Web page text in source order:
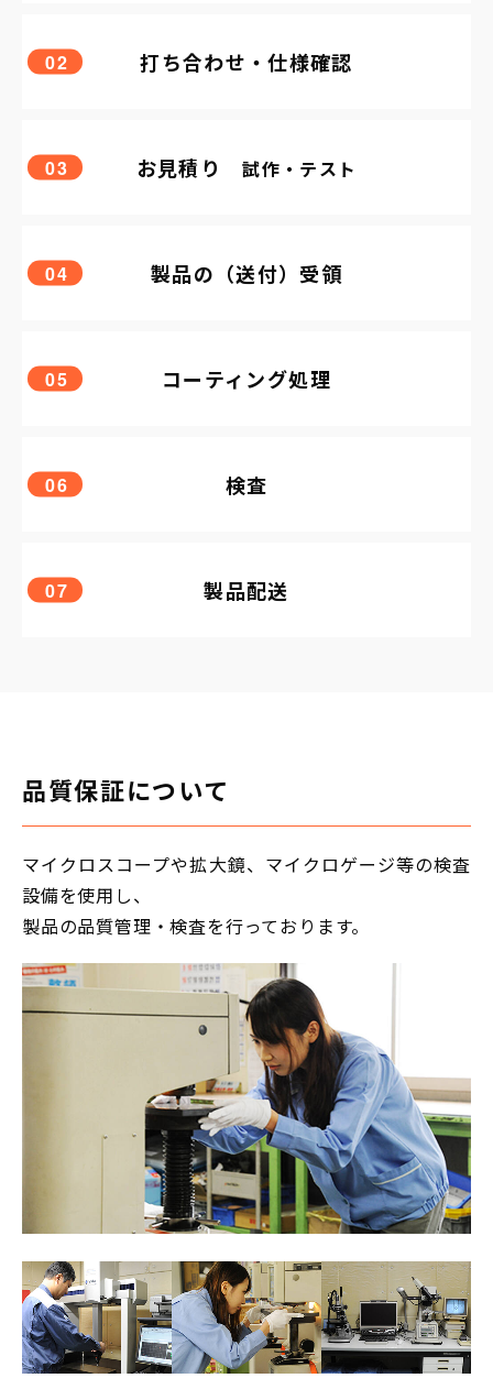
02 打ち合わせ・仕様確認
03 お見積り試作・テスト
04 製品の（送付）受領
05 コーティング処理
06 検査
07 製品配送
品質保証について
マイクロスコープや拡大鏡、マイクロゲージ等の検査
設備を使用し、
製品の品質管理・検査を行っております。